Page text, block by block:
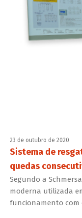
23 de outubro de 2020
Sistema de
quedas
Segundo a
moderna utilizada
funcionamento com